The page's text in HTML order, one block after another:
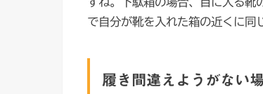
で自分が靴を入れた箱の近くに同
履き間違えようがない